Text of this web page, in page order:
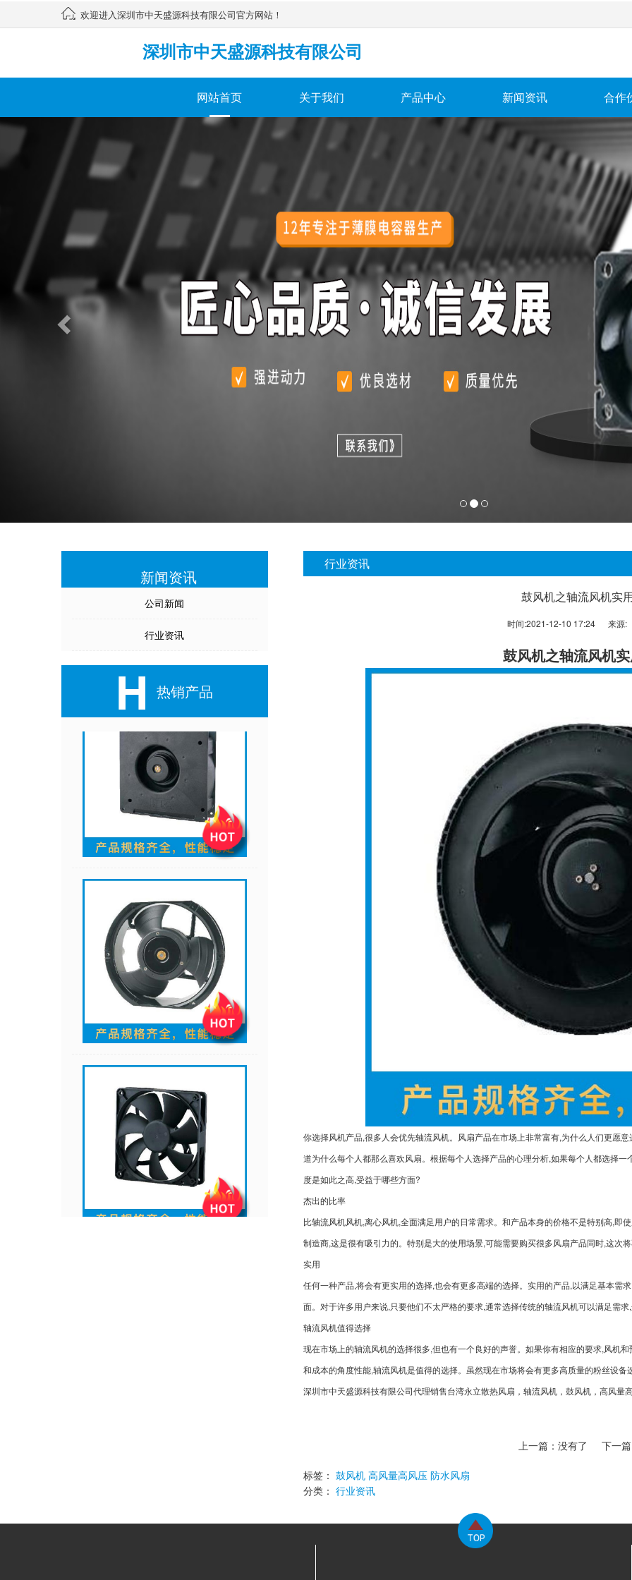
欢迎进入深圳市中天盛源科技有限公司官方网站！
深圳市中天盛源科技有限公司
网站首页 关于我们 产品中心 新闻资讯 合作
Previous
新闻资讯
公司新闻
行业资讯
H 热销产品
行业资讯
鼓风机之轴流风机实
时间:2021-12-10 17:24 来源:
鼓风机之轴流风机
你选择风机产品,很多人会优先轴流风机。风扇产品在市场上非常富有,为什么人们更愿
道为什么每个人都那么喜欢风扇。根据每个人选择产品的心理分析,如果每个人都选择
度是如此之高,受益于哪些方面?
杰出的比率
比轴流风机风机,离心风机,全面满足用户的日常需求。和产品本身的价格不是特别高,即
制造商,这是很有吸引力的。特别是大的使用场景,可能需要购买很多风扇产品同时,这次
实用
任何一种产品,将会有更实用的选择,也会有更多高端的选择。实用的产品,以满足基本需
面。对于许多用户来说,只要他们不太严格的要求,通常选择传统的轴流风机可以满足需
轴流风机值得选择
现在市场上的轴流风机的选择很多,但也有一个良好的声誉。如果你有相应的要求,风机
和成本的角度性能,轴流风机是值得的选择。虽然现在市场将会有更多高质量的粉丝设
深圳市中天盛源科技有限公司代理销售台湾永立散热风扇，轴流风机，鼓风机，高风量
上一篇：没有了 下一
标签： 鼓风机 高风量高风压 防水风扇
分类： 行业资讯